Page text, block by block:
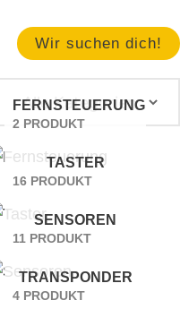
Wir suchen dich!
FERNSTEUERUNG
2 PRODUKT
TASTER
16 PRODUKT
SENSOREN
11 PRODUKT
TRANSPONDER
4 PRODUKT